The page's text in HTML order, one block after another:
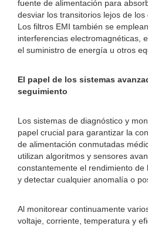
fuente de alimentación para
desviar los transitorios lejos de los
Los filtros EMI también se
interferencias electromagnéticas,
el suministro de energía u otros
El papel de los sistemas
seguimiento
Los sistemas de diagnóstico y
papel crucial para garantizar la
de alimentación conmutadas
utilizan algoritmos y sensores
constantemente el rendimiento de
y detectar cualquier anomalía o
Al monitorear continuamente
voltaje, corriente, temperatura y